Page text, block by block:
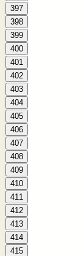
397
398
399
400
401
402
403
404
405
406
407
408
409
410
411
412
413
414
415